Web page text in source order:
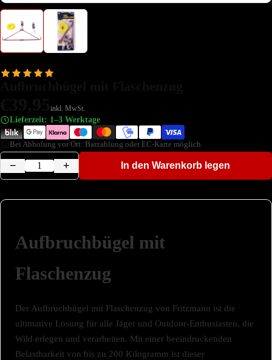
inkl. MwSt.
Lieferzeit: 1–3 Werktage
Bei Abholung vor Ort: Barzahlung oder EC-Karte möglich
− + In den Warenkorb legen
Aufbruchbügel mit
Flaschenzug
Der Aufbruchbügel mit Flaschenzug von Fritzmann ist die
ultimative Lösung für alle Jäger und Outdoor-Enthusiasten, die
Wild erlegen und verarbeiten. Mit einer beeindruckenden
Belastbarkeit von bis zu 200 Kilogramm ist dieser